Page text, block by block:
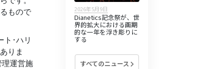
もので
ト･ハリ
りま
運営施
2026年5月9日
Dianetics記念祭が、世
界的拡大における画期
的な一年を浮き彫りに
する
すべてのニュース